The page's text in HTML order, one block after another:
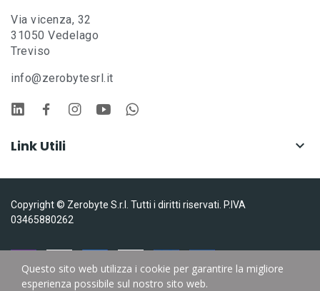
Via vicenza, 32
31050 Vedelago
Treviso
info@zerobytesrl.it
Link Utili 
Copyright © Zerobyte S.r.l. Tutti i diritti riservati. P.IVA
03465880262
Questo sito web utilizza i cookie per garantire la migliore
esperienza possibile sul nostro sito web.